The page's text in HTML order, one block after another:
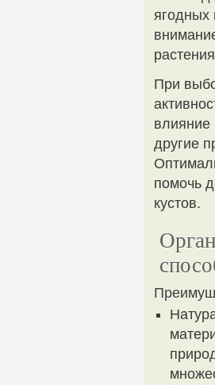
ягодных
При
влияние
другие
помочь
кустов.